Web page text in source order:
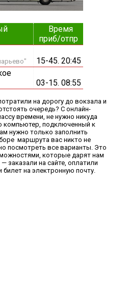
Время
приб/отпр
15-45. 20:45
03-15. 08:55
на дорогу до вокзала и
очередь? С онлайн-
времени, не нужно никуда
компьютер, подключенный к
нужно только заполнить
маршрута вас никто не
посмотреть все варианты. Это
которые дарят нам
заказали на сайте, оплатили
билет на электронную почту.​